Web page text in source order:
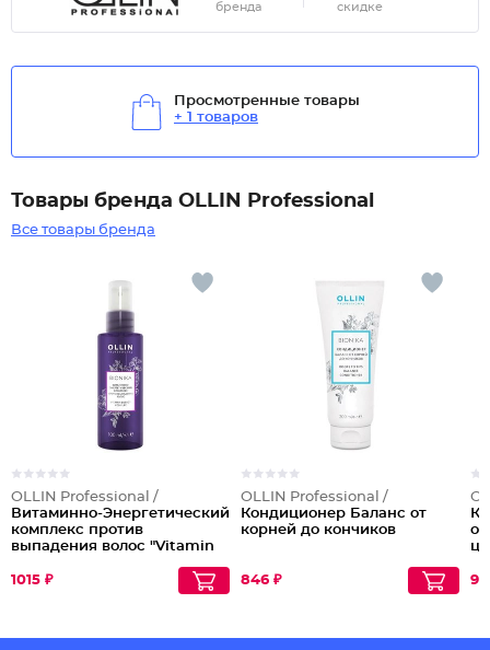
бренда
скидке
Просмотренные товары
+ 1 товаров
Товары бренда OLLIN Professional
Все товары бренда
OLLIN Professional /
Витаминно-Энергетический
комплекс против
выпадения волос "Vitamin
1015 ₽
OLLIN Professional /
Кондиционер Баланс от
корней до кончиков
846 ₽